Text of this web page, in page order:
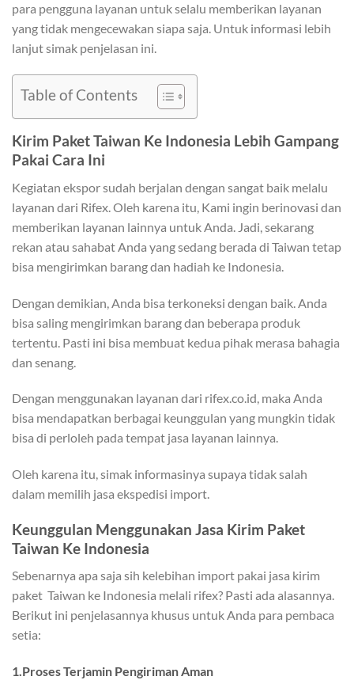
para pengguna layanan untuk selalu memberikan layanan
yang tidak mengecewakan siapa saja. Untuk informasi lebih
lanjut simak penjelasan ini.
Table of Contents
Kirim Paket Taiwan Ke Indonesia Lebih Gampang
Pakai Cara Ini
Kegiatan ekspor sudah berjalan dengan sangat baik melalu
layanan dari Rifex. Oleh karena itu, Kami ingin berinovasi dan
memberikan layanan lainnya untuk Anda. Jadi, sekarang
rekan atau sahabat Anda yang sedang berada di Taiwan tetap
bisa mengirimkan barang dan hadiah ke Indonesia.
Dengan demikian, Anda bisa terkoneksi dengan baik. Anda
bisa saling mengirimkan barang dan beberapa produk
tertentu. Pasti ini bisa membuat kedua pihak merasa bahagia
dan senang.
Dengan menggunakan layanan dari rifex.co.id, maka Anda
bisa mendapatkan berbagai keunggulan yang mungkin tidak
bisa di perloleh pada tempat jasa layanan lainnya.
Oleh karena itu, simak informasinya supaya tidak salah
dalam memilih jasa ekspedisi import.
Keunggulan Menggunakan Jasa Kirim Paket
Taiwan Ke Indonesia
Sebenarnya apa saja sih kelebihan import pakai jasa kirim
paket Taiwan ke Indonesia melali rifex? Pasti ada alasannya.
Berikut ini penjelasannya khusus untuk Anda para pembaca
setia:
1.Proses Terjamin Pengiriman Aman